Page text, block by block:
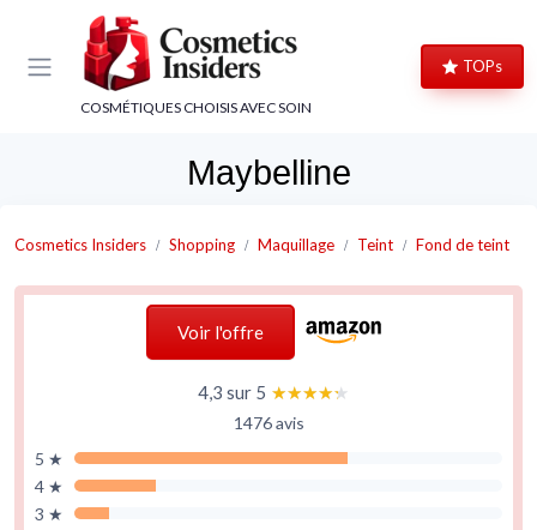
COSMÉTIQUES CHOISIS AVEC SOIN
TOPs
Maybelline
Cosmetics Insiders Shopping Maquillage Teint Fond de teint
Voir l'offre
4,3 sur 5 ★★★★★
★★★★★
1476 avis
5 ★
4 ★
3 ★
Panneau de gestion des cookies